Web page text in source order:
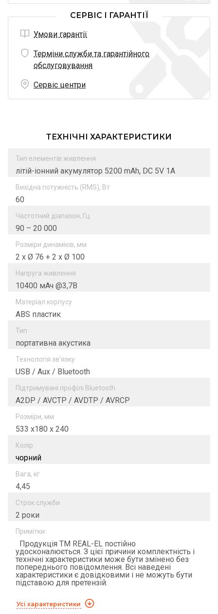
СЕРВІС І ГАРАНТІЇ
Умови гарантії
Терміни служби та гарантійного
обслуговування
Сервіс центри
ТЕХНІЧНІ ХАРАКТЕРИСТИКИ
Тип елементів живлення
літій-іонний акумулятор 5200 mAh, DC 5V 1A
Вихідна потужність (RMS), Вт
60
Частотний діапазон, Гц
90 – 20 000
Розміри динаміків, мм
2 x Ø 76 + 2 x Ø 100
Напруга живлення
10400 мАч @3,7В
Матеріал корпусу
ABS пластик
Тип
портативна акустика
Технологія зв'язку
USB / Aux / Bluetooth
Підтримувані профілі Bluetooth
A2DP / AVCTP / AVDTP / AVRCP
Розміри, мм
533 x180 x 240
Колір
чорний
Вага, кг
4,45
Строк служби
2 роки
Примітки:
Продукція ТМ REAL-EL постійно
удосконалюється. З цієї причини комплектність і
технічні характеристики може бути змінено без
попереднього повідомлення. Всі наведені
характеристики є довідковими і не можуть бути
підставою для претензій.
Усі характеристики